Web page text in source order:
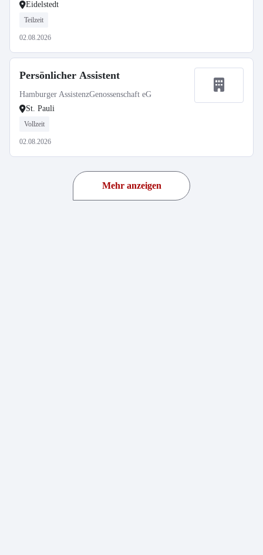
Eidelstedt
Teilzeit
02.08.2026
Persönlicher Assistent
Hamburger AssistenzGenossenschaft eG
St. Pauli
Vollzeit
02.08.2026
Mehr anzeigen